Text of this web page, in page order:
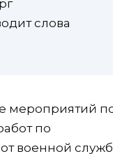
слова
мероприятий
по
военной